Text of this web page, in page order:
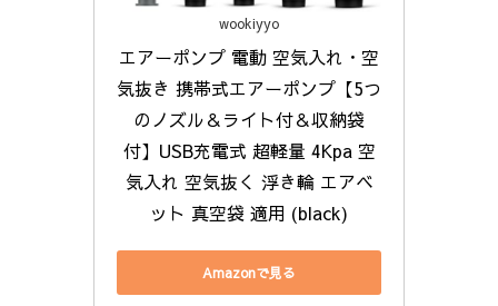
wookiyyo
エアーポンプ 電動 空気入れ・空
気抜き 携帯式エアーポンプ【5つ
のノズル＆ライト付＆収納袋
付】USB充電式 超軽量 4Kpa 空
気入れ 空気抜く 浮き輪 エアベ
ット 真空袋 適用 (black)
Amazonで見る